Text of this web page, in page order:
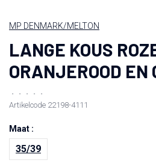
MP DENMARK/MELTON
LANGE KOUS
ORANJEROOD EN
• • • •
•
Artikelcode 22198-4111
Maat :
35/39